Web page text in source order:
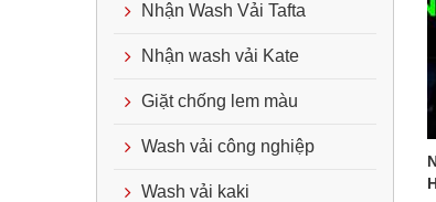
Nhận Wash Vải Tafta
Nhận wash vải Kate
Giặt chống lem màu
Wash vải công nghiệp
Wash vải kaki